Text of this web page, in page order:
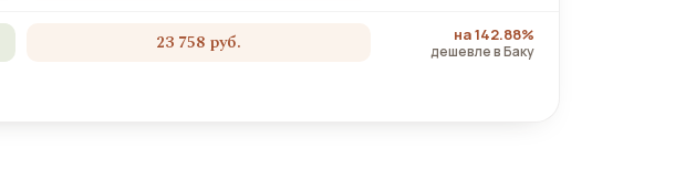
23 758 руб. на 142.88%
дешевле в Баку